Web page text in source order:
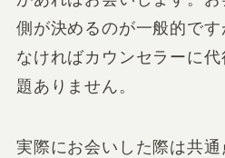
側が決めるのが一般的で
なければカウンセラーに
題ありません。
実際にお会いした際は共